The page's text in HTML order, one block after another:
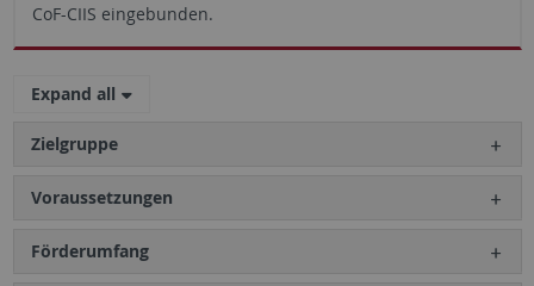
CoF-CIIS eingebunden.
Expand all
Zielgruppe
Voraussetzungen
Förderumfang